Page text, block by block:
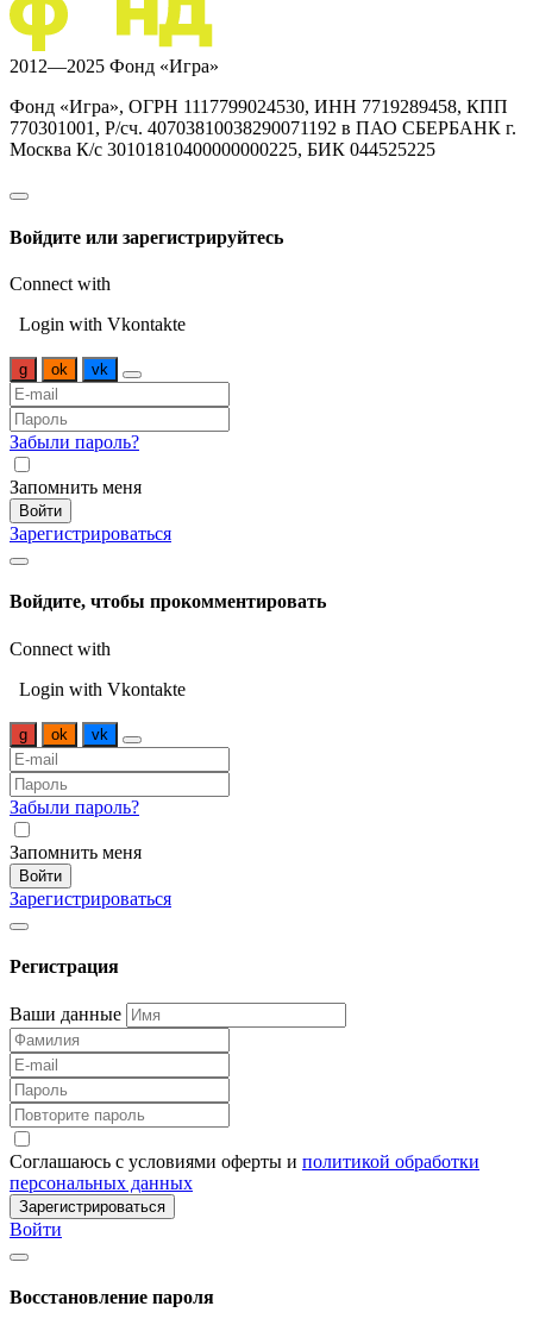
2012—2025 Фонд «Игра»
Фонд «Игра», ОГРН 1117799024530, ИНН 7719289458, КПП
770301001, Р/сч. 40703810038290071192 в ПАО СБЕРБАНК г.
Москва К/с 30101810400000000225, БИК 044525225
Войдите или зарегистрируйтесь
Connect with
Login with Vkontakte
g ok vk
Забыли пароль?
Запомнить меня
Войти
Зарегистрироваться
Войдите, чтобы прокомментировать
Connect with
Login with Vkontakte
g ok vk
Забыли пароль?
Запомнить меня
Войти
Зарегистрироваться
Регистрация
Ваши данные
Соглашаюсь с условиями оферты и политикой обработки
персональных данных
Зарегистрироваться
Войти
Восстановление пароля